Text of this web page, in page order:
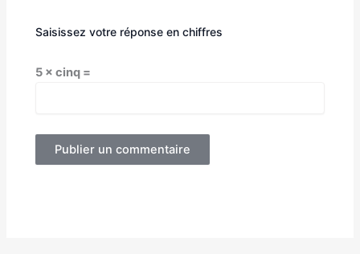
Saisissez votre réponse en chiffres
5 × cinq =